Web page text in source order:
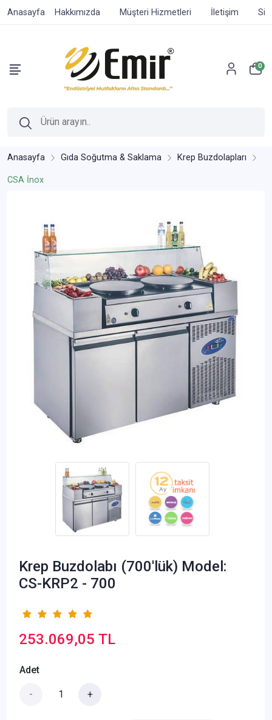
Anasayfa Hakkımızda Müşteri Hizmetleri İletişim
0
Anasayfa Gıda Soğutma & Saklama Krep Buzdolapları
CSA İnox
Krep Buzdolabı (700'lük) Model:
CS-KRP2 - 700
253.069,05 TL
Adet
- +